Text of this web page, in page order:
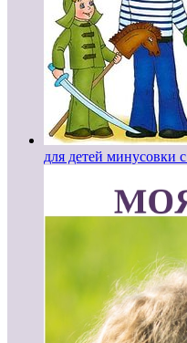
для детей минусовки